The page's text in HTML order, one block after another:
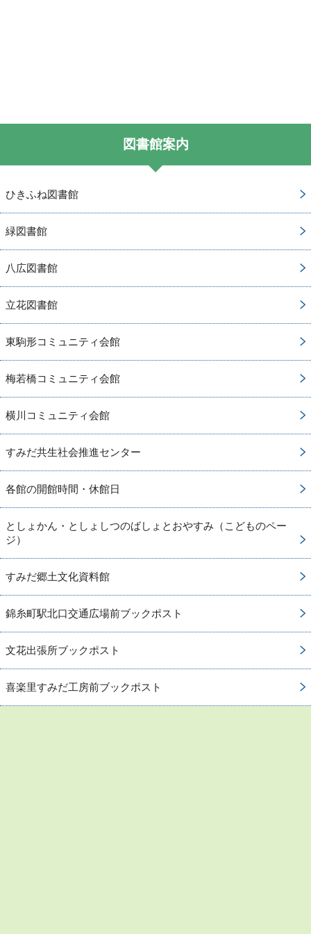
図書館案内
ひきふね図書館
緑図書館
八広図書館
立花図書館
東駒形コミュニティ会館
梅若橋コミュニティ会館
横川コミュニティ会館
すみだ共生社会推進センター
各館の開館時間・休館日
としょかん・としょしつのばしょとおやすみ（こどものペー
ジ）
すみだ郷土文化資料館
錦糸町駅北口交通広場前ブックポスト
文花出張所ブックポスト
喜楽里すみだ工房前ブックポスト